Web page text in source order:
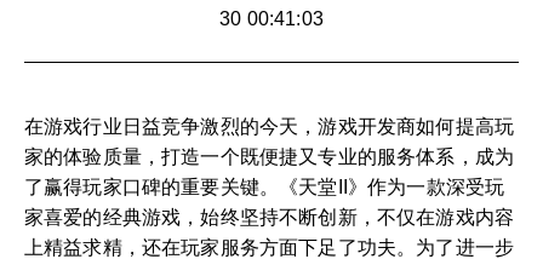
30 00:41:03
在游戏行业日益竞争激烈的今天，游戏开发商如何提高玩
家的体验质量，打造一个既便捷又专业的服务体系，成为
了赢得玩家口碑的重要关键。《天堂II》作为一款深受玩
家喜爱的经典游戏，始终坚持不断创新，不仅在游戏内容
上精益求精，还在玩家服务方面下足了功夫。为了进一步